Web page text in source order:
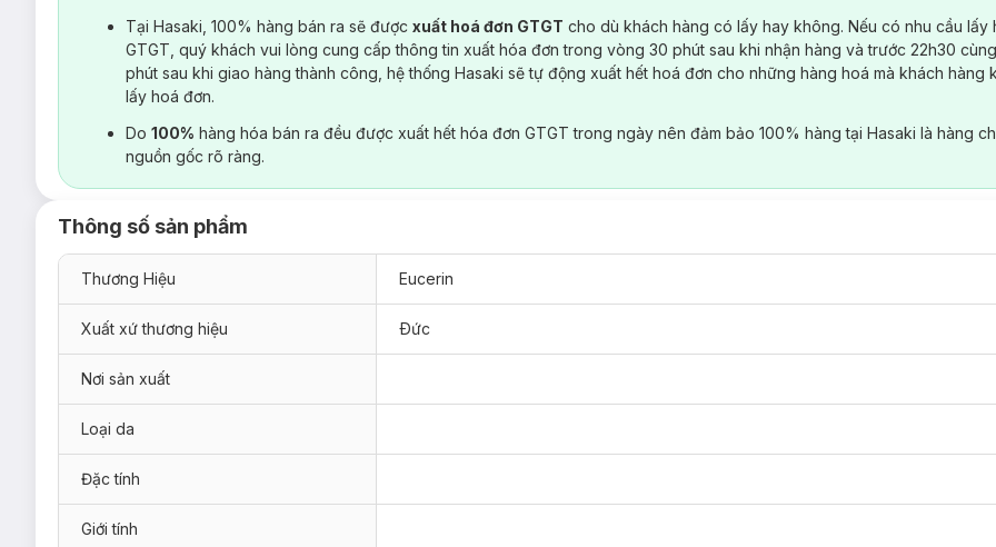
Tại Hasaki, 100% hàng bán ra sẽ được xuất hoá đơn GTGT cho dù khách hàng có lấy hay không. Nếu có nhu cầu lấy
GTGT, quý khách vui lòng cung cấp thông tin xuất hóa đơn trong vòng 30 phút sau khi nhận hàng và trước 22h30
phút sau khi giao hàng thành công, hệ thống Hasaki sẽ tự động xuất hết hoá đơn cho những hàng hoá mà khách hàng
lấy hoá đơn.
Do 100% hàng hóa bán ra đều được xuất hết hóa đơn GTGT trong ngày nên đảm bảo 100% hàng tại Hasaki là hàng
nguồn gốc rõ ràng.
Thông số sản phẩm
Thương Hiệu Eucerin
Xuất xứ thương hiệu Ðức
Nơi sản xuất
Loại da
Đặc tính
Giới tính